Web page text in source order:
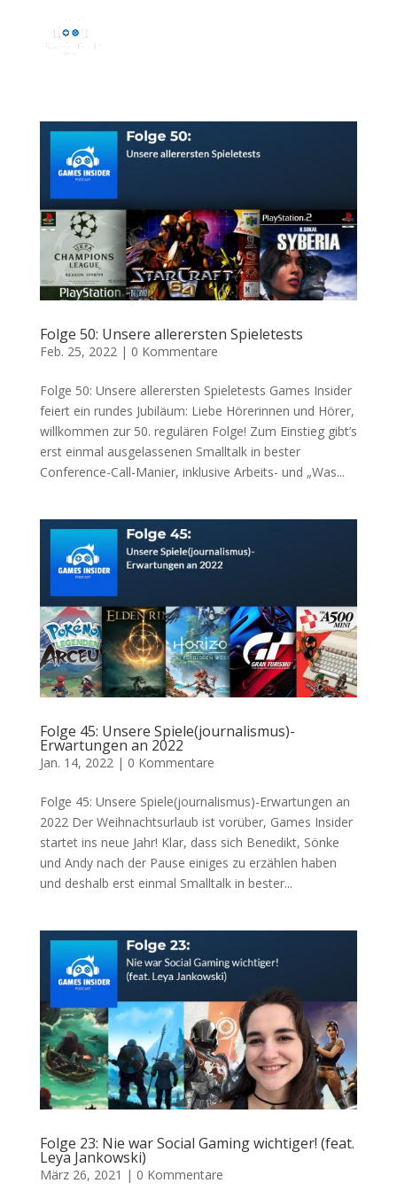
Folge 50: Unsere allerersten Spieletests
Feb. 25, 2022 | 0 Kommentare
Folge 50: Unsere allerersten Spieletests Games Insider
feiert ein rundes Jubiläum: Liebe Hörerinnen und Hörer,
willkommen zur 50. regulären Folge! Zum Einstieg gibt’s
erst einmal ausgelassenen Smalltalk in bester
Conference-Call-Manier, inklusive Arbeits- und „Was...
Folge 45: Unsere Spiele(journalismus)-
Erwartungen an 2022
Jan. 14, 2022| 0 Kommentare
Folge 45: Unsere Spiele(journalismus)-Erwartungen an
2022 Der Weihnachtsurlaub ist vorüber, Games Insider
startet ins neue Jahr! Klar, dass sich Benedikt, Sönke
und Andy nach der Pause einiges zu erzählen haben
und deshalb erst einmal Smalltalk in bester...
Folge 23: Nie war Social Gaming wichtiger! (feat.
Leya Jankowski)
März 26, 2021 | 0 Kommentare